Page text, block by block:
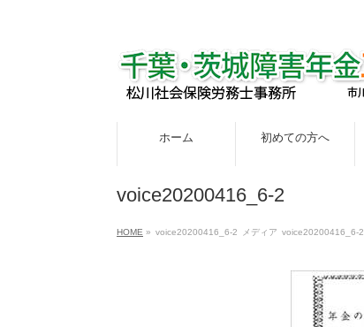
ホーム 初めての方へ
voice20200416_6-2
HOME » voice20200416_6-2 メディア voice20200416_6-2